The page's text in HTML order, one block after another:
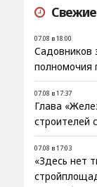
07.08 в 18:00
Садовников
полномочия
07.08 в 17:37
Глава
строителей
07.08 в 17:03
«Здесь нет